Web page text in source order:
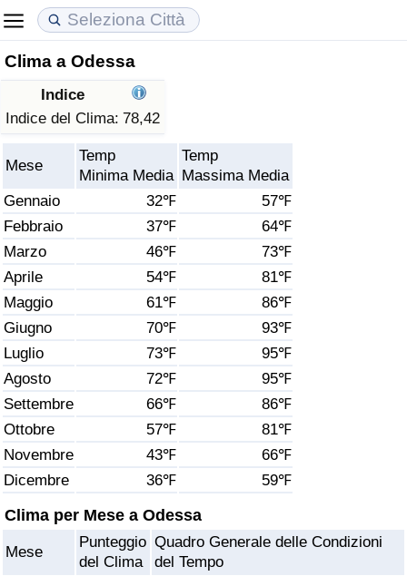
Clima a Odessa
Indice
Indice del Clima: 78,42
Mese
Temp
Minima Media
Temp
Massima Media
Gennaio
32℉
57℉
Febbraio
37℉
64℉
Marzo
46℉
73℉
Aprile
54℉
81℉
Maggio
61℉
86℉
Giugno
70℉
93℉
Luglio
73℉
95℉
Agosto
72℉
95℉
Settembre
66℉
86℉
Ottobre
57℉
81℉
Novembre
43℉
66℉
Dicembre
36℉ 59℉
Clima per Mese a Odessa
Mese
Punteggio
del Clima
Quadro Generale delle Condizioni
del Tempo
Costo della vita
Indice Del Costo Della Vita (corrente)
Indice Del Costo Della Vita
Indice del Costo della Vita per Nazione
ad Aqaba
Prezzi degli immobili
Indice del Prezzo delle Case (Corrente)
Indice del Prezzo delle Case
Indice del Prezzo delle Case per Nazione
Qualità della Vita
Indice della Qualità della Vita
Indice della Qualità della Vita (Corrente)
Indice della qualità della vita per Paese
Criminalità
Indice del Tasso di Criminalità (Corrente)
Indice della Criminalità
Indice di criminalità per paese
Assistenza Sanitaria
Indice dell’Assistenza Sanitaria (Corrente)